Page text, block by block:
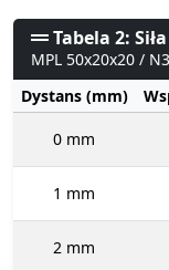
Tabela 2:
MPL 50x20x20 /
Dystans (mm)
0 mm
1 mm
2 mm